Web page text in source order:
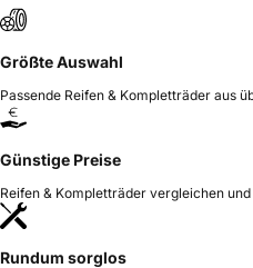
Größte Auswahl
Passende Reifen & Kompletträder aus
Günstige Preise
Reifen & Kompletträder vergleichen
Rundum sorglos